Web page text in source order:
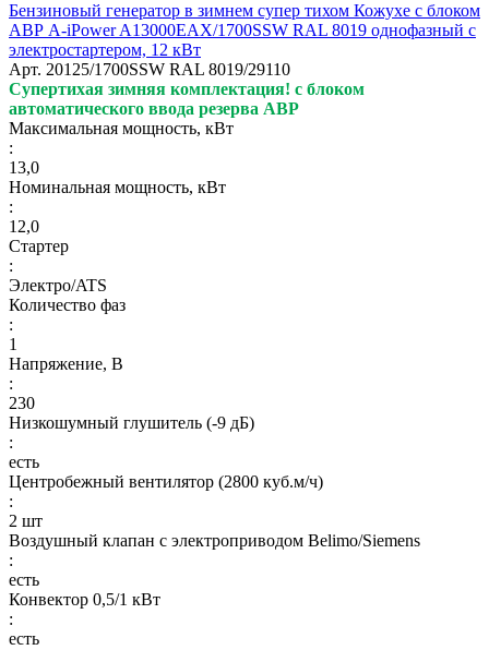
Бензиновый генератор в зимнем супер тихом Кожухе с блоком
АВР A-iPower A13000EAX/1700SSW RAL 8019 однофазный с
электростартером, 12 кВт
Арт. 20125/1700SSW RAL 8019/29110
Супертихая зимняя комплектация! с блоком
автоматического ввода резерва АВР
Максимальная мощность, кВт
:
13,0
Номинальная мощность, кВт
:
12,0
Стартер
:
Электро/ATS
Количество фаз
:
1
Напряжение, В
:
230
Низкошумный глушитель (-9 дБ)
:
есть
Центробежный вентилятор (2800 куб.м/ч)
:
2 шт
Воздушный клапан с электроприводом Belimo/Siemens
:
есть
Конвектор 0,5/1 кВт
:
есть